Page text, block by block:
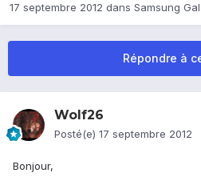
17 septembre 2012 dans Samsung
Répondre à
Wolf26
Posté(e) 17 septembre 2012
Bonjour,